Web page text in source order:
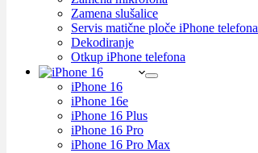
Zamena slušalice
Servis matične ploče iPhone telefona
Dekodiranje
Otkup iPhone telefona
iPhone 16
iPhone 16e
iPhone 16 Plus
iPhone 16 Pro
iPhone 16 Pro Max